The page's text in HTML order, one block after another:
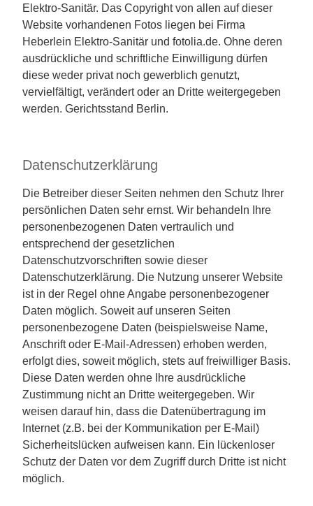
Elektro-Sanitär. Das Copyright von allen auf dieser
Website vorhandenen Fotos liegen bei Firma
Heberlein Elektro-Sanitär und fotolia.de. Ohne deren
ausdrückliche und schriftliche Einwilligung dürfen
diese weder privat noch gewerblich genutzt,
vervielfältigt, verändert oder an Dritte weitergegeben
werden. Gerichtsstand Berlin.
Datenschutzerklärung
Die Betreiber dieser Seiten nehmen den Schutz Ihrer
persönlichen Daten sehr ernst. Wir behandeln Ihre
personenbezogenen Daten vertraulich und
entsprechend der gesetzlichen
Datenschutzvorschriften sowie dieser
Datenschutzerklärung. Die Nutzung unserer Website
ist in der Regel ohne Angabe personenbezogener
Daten möglich. Soweit auf unseren Seiten
personenbezogene Daten (beispielsweise Name,
Anschrift oder E-Mail-Adressen) erhoben werden,
erfolgt dies, soweit möglich, stets auf freiwilliger Basis.
Diese Daten werden ohne Ihre ausdrückliche
Zustimmung nicht an Dritte weitergegeben. Wir
weisen darauf hin, dass die Datenübertragung im
Internet (z.B. bei der Kommunikation per E-Mail)
Sicherheitslücken aufweisen kann. Ein lückenloser
Schutz der Daten vor dem Zugriff durch Dritte ist nicht
möglich.